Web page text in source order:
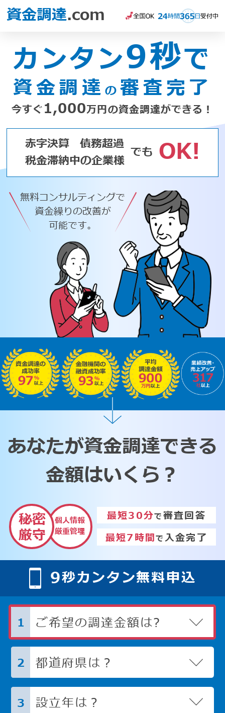
資金調達.com
カンタン9秒で
資金調達 の審査完了
今すぐ1,000万円の資金調達ができる！
赤字決算
債務超過
税金滞納中の企業様 でも OK!
無料コンサルティングで
資金繰りの改善が
可能です。
あなたが資金調達できる
金額はいくら？
秘密
厳守
個人情報
厳重管理
最短30分で審査回答
最短7時間で入金完了
9秒カンタン無料申込
1 ご希望の調達金額は?
2 都道府県は？
3 設立年は？